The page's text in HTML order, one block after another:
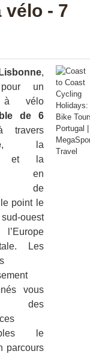
vélo - 7
Lisbonne,
un
à vélo
de 6
travers
, la
la
en
de
point le
ouest
Les
vous
des
le
parcours